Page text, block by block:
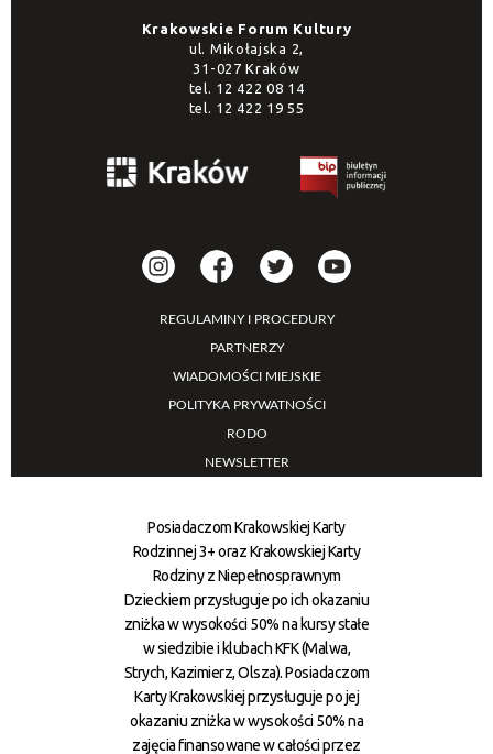
Krakowskie Forum Kultury
ul. Mikołajska 2,
31-027 Kraków
tel. 12 422 08 14
tel. 12 422 19 55
REGULAMINY I PROCEDURY
PARTNERZY
WIADOMOŚCI MIEJSKIE
POLITYKA PRYWATNOŚCI
RODO
NEWSLETTER
Posiadaczom Krakowskiej Karty
Rodzinnej 3+ oraz Krakowskiej Karty
Rodziny z Niepełnosprawnym
Dzieckiem przysługuje po ich okazaniu
zniżka w wysokości 50% na kursy stałe
w siedzibie i klubach KFK (Malwa,
Strych, Kazimierz, Olsza). Posiadaczom
Karty Krakowskiej przysługuje po jej
okazaniu zniżka w wysokości 50% na
zajęcia finansowane w całości przez